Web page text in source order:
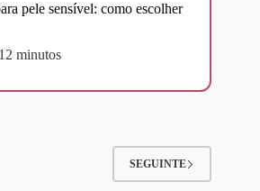
pele sensível: como escolher
12 minutos
SEGUINTE